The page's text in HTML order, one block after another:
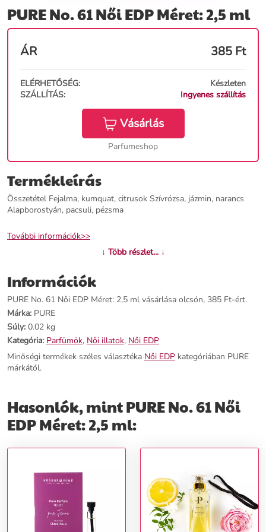
PURE No. 61 Női EDP Méret: 2,5 ml
ÁR 385 Ft
ELÉRHETŐSÉG:
Készleten
SZÁLLÍTÁS:
Ingyenes szállítás
Vásárlás
Parfumeshop
Termékleírás
Összetétel Fejalma, kumquat, citrusok Szívrózsa, jázmin, narancs
Alapborostyán, pacsuli, pézsma
További információk>>
↓ Több részlet... ↓
Információk
PURE No. 61 Női EDP Méret: 2,5 ml vásárlása olcsón, 385 Ft-ért.
Márka: PURE
Súly: 0.02 kg
Kategória: Parfümök, Női illatok, Női EDP
Minőségi termékek széles választéka Női EDP kategóriában PURE
márkától.
Hasonlók, mint PURE No. 61 Női
EDP Méret: 2,5 ml: